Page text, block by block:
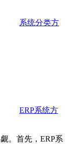
系统分类方
ERP系统方
。首先，ERP系